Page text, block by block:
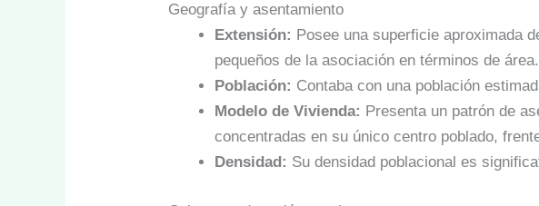
Geografía y asentamiento
Extensión: Posee una superficie aproximada
pequeños de la asociación en términos de área.
Población: Contaba con una población
Modelo de Vivienda: Presenta un patrón de
concentradas en su único centro poblado,
Densidad: Su densidad poblacional es